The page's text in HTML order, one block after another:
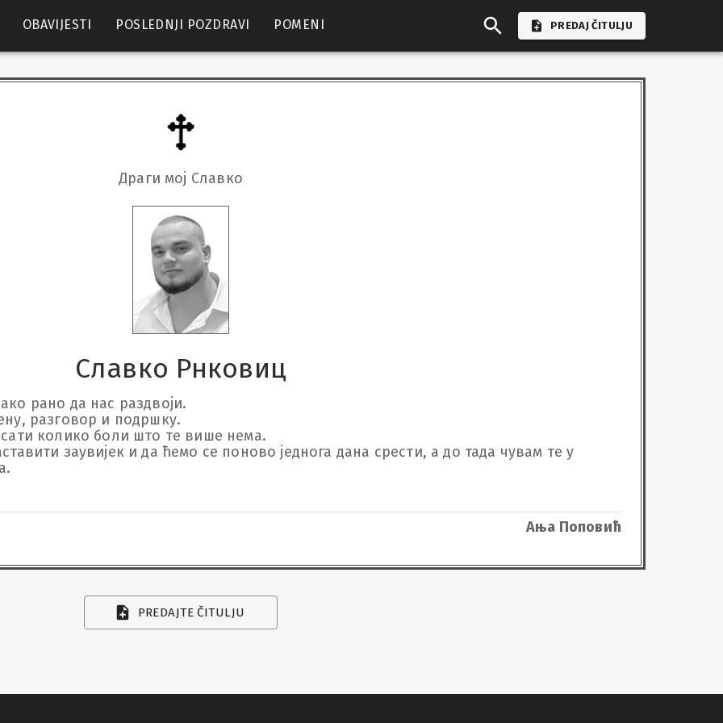
OBAVIJESTI POSLEDNJI POZDRAVI POMENI PREDAJ ČITULJU
Драги мој Славко
Славко Рнковиц
рано да нас раздвоји.
разговор и подршку.
колико боли што те више нема.
заувијек и да ћемо се поново једнога дана срести, а до тада чувам те у
Ања Поповић
PREDAJTE ČITULJU